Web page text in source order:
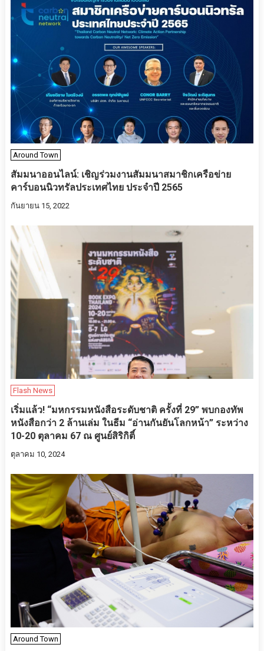
Around Town
สัมมนา​ออนไลน์​: เชิญร่วม​งานสัมมนาสมาชิกเครือข่าย
คาร์บอนนิวทรัลประเทศไทย ประจำปี 2565​
กันยายน 15, 2022
Flash News
เริ่มแล้ว! “มหกรรมหนังสือระดับชาติ ครั้งที่ 29” พบกองทัพ
หนังสือกว่า 2 ล้านเล่ม ในธีม “อ่านกันยันโลกหน้า” ระหว่าง
10-20 ตุลาคม 67 ณ ศูนย์สิริกิติ์
ตุลาคม 10, 2024
Around Town